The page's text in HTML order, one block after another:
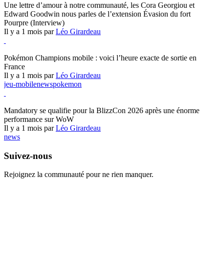
Une lettre d’amour à notre communauté, les Cora Georgiou et
Edward Goodwin nous parles de l’extension Évasion du fort
Pourpre (Interview)
Il y a 1 mois parLéo Girardeau
Pokémon Champions mobile : voici l’heure exacte de sortie en
France
Il y a 1 mois parLéo Girardeau
jeu-mobilenewspokemon
Mandatory se qualifie pour la BlizzCon 2026 après une énorme
performance sur WoW
Il y a 1 mois parLéo Girardeau
news
Suivez-nous
Rejoignez la communauté pour ne rien manquer.